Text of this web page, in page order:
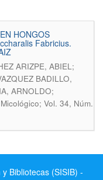
HONGOS
Fabricius.
ARIZPE, ABIEL;
BADILLO,
ARNOLDO;
Vol. 34, Núm.
Bibliotecas (SISIB) -